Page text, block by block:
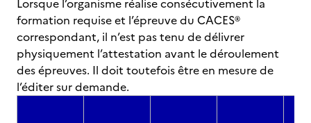
Lorsque l’organisme réalise consécutivement la
formation requise et l’épreuve du CACES®
correspondant, il n’est pas tenu de délivrer
physiquement l’attestation avant le déroulement
des épreuves. Il doit toutefois être en mesure de
l’éditer sur demande.